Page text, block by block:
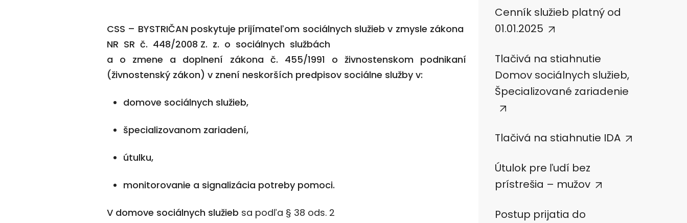
CSS – BYSTRIČAN poskytuje prijímateľom sociálnych služieb v zmysle zákona
NR SR č. 448/2008 Z. z. o sociálnych službách
a o zmene a doplnení zákona č. 455/1991 o živnostenskom podnikaní
(živnostenský zákon) v znení neskorších predpisov sociálne služby v:
domove sociálnych služieb,
špecializovanom zariadení,
útulku,
monitorovanie a signalizácia potreby pomoci.
V domove sociálnych služieb sa podľa § 38 ods. 2
Cenník služieb platný od
01.01.2025
Tlačivá na stiahnutie
Domov sociálnych služieb,
Špecializované zariadenie
Tlačivá na stiahnutie IDA
Útulok pre ľudí bez
prístrešia – mužov
Postup prijatia do